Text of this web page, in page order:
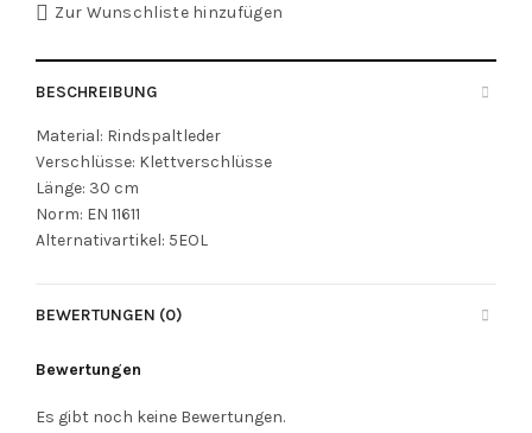
Zur Wunschliste hinzufügen
BESCHREIBUNG
Material: Rindspaltleder
Verschlüsse: Klettverschlüsse
Länge: 30 cm
Norm: EN 11611
Alternativartikel: 5EOL
BEWERTUNGEN (0)
Bewertungen
Es gibt noch keine Bewertungen.